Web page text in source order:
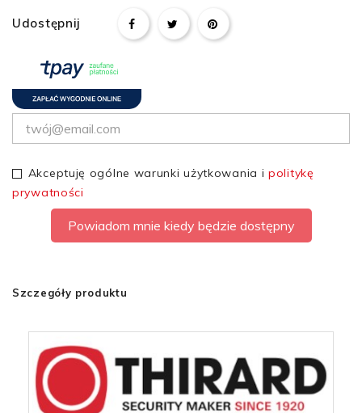
Udostępnij
Akceptuję ogólne warunki użytkowania ipolitykę
prywatności
Powiadom mnie kiedy będzie dostępny
Szczegóły produktu